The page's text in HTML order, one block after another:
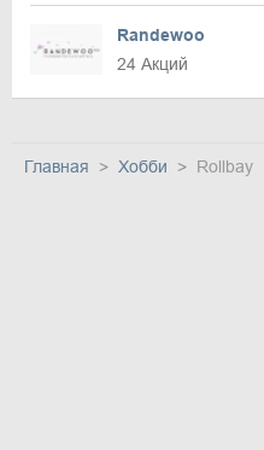
Randewoo
24 Акций
Главная Хобби Rollbay